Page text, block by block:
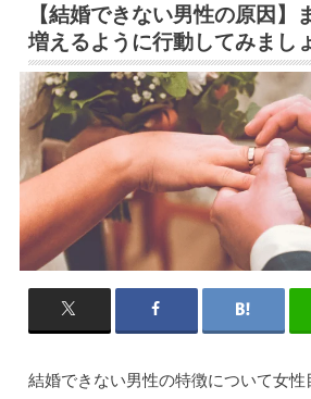
【結婚できない男性の原因】
増えるように行動してみまし
結婚できない男性の特徴について女性